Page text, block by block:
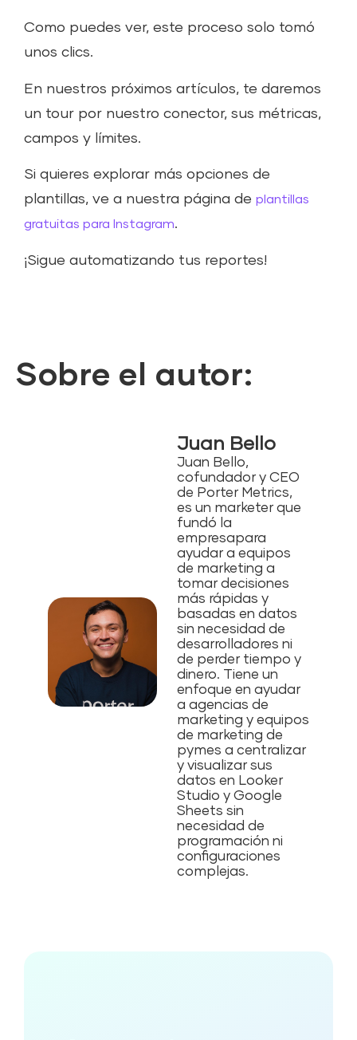
Como puedes ver, este proceso solo tomó
unos clics.
En nuestros próximos artículos, te daremos
un tour por nuestro conector, sus métricas,
campos y límites.
Si quieres explorar más opciones de
plantillas, ve a nuestra página de plantillas
gratuitas para Instagram.
¡Sigue automatizando tus reportes!
Sobre el autor:
Juan Bello
Juan Bello,
cofundador y CEO
de Porter Metrics,
es un marketer que
fundó la
empresapara
ayudar a equipos
de marketing a
tomar decisiones
más rápidas y
basadas en datos
sin necesidad de
desarrolladores ni
de perder tiempo y
dinero. Tiene un
enfoque en ayudar
a agencias de
marketing y equipos
de marketing de
pymes a centralizar
y visualizar sus
datos en Looker
Studio y Google
Sheets sin
necesidad de
programación ni
configuraciones
complejas.